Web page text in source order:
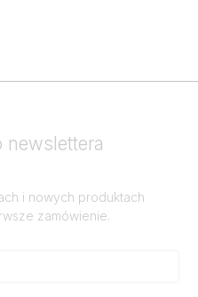
newslettera
i nowych produktach
zamówienie.